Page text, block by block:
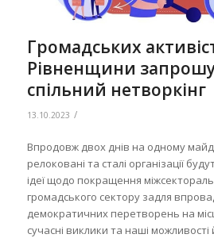
Громадських
Рівненщини
спільний нетворкінг
13.10.2023 /
Впродовж двох днів на одному
релоковані та сталі організації
ідеї щодо покращення
громадського сектору задля
демократичних перетворень на
сучасні виклики та наші можливості